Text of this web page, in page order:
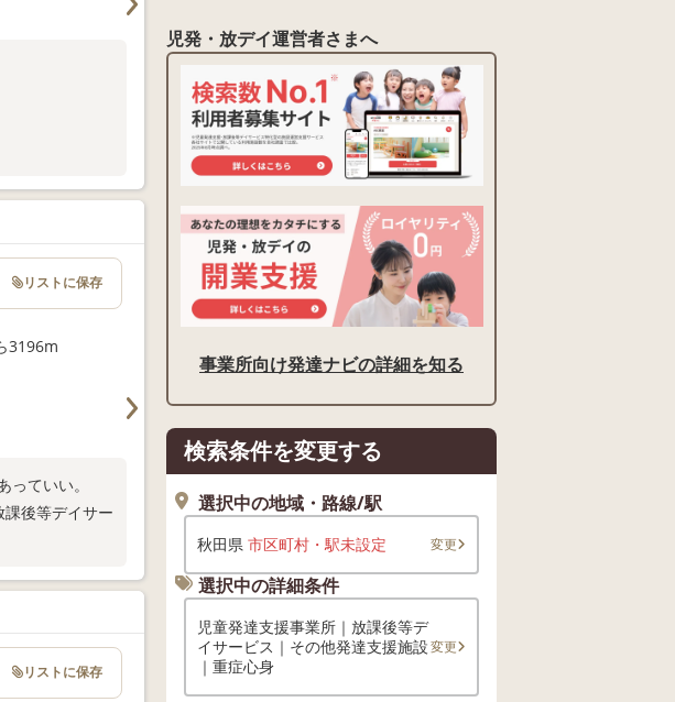
3196m
ていい。
後等デイサー
リストに保存
リストに保存
児発・放デイ運営者さまへ
事業所向け発達ナビの詳細を知る
検索条件を変更する
選択中の地域・路線/駅
秋田県 市区町村・駅未設定 変更
選択中の詳細条件
児童発達支援事業所｜放課後等デ
イサービス｜その他発達支援施設
｜重症心身
変更